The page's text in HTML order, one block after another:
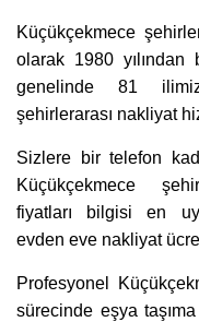
Küçükçekmece
olarak 1980
genelinde 81
şehirlerarası nakliyat
Sizlere bir telefon
Küçükçekmece
fiyatları bilgisi en
evden eve nakliyat
Profesyonel
sürecinde eşya